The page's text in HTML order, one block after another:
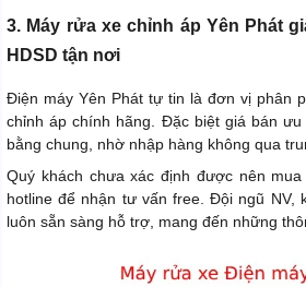
3. Máy rửa xe chỉnh áp Yên Phát
HDSD tận nơi
Điện máy Yên Phát tự tin là đơn vị phân
chỉnh áp chính hãng. Đặc biệt giá bán
bằng chung, nhờ nhập hàng không qua
Quý khách chưa xác định được nên
hotline để nhận tư vấn free. Đội ngũ NV,
luôn sẵn sàng hỗ trợ, mang đến những